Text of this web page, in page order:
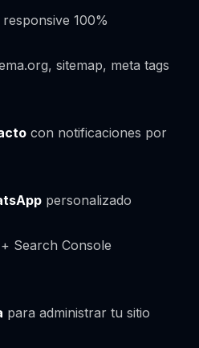
responsive 100%
sitemap, meta tags
con notificaciones por
personalizado
+ Search Console
para administrar tu sitio